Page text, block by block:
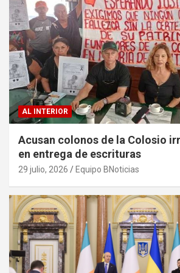
AL INTERIOR
Acusan colonos de la Colosio
en entrega de escrituras
29 julio, 2026 Equipo BNoticias